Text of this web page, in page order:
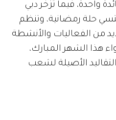
واحدة، فيما تزخر دبي
حلة رمضانية، وتنظم
من الفعاليات والأنشطة
هذا الشهر المبارك،
الأصيلة لشعب